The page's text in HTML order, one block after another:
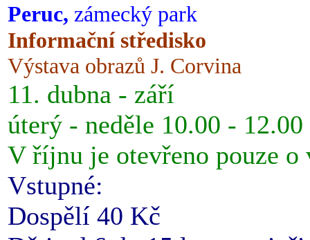
Peruc, zámecký park
Informační středisko
Výstava obrazů J. Corvina
11. dubna - září
úterý - neděle 10.00 -
V říjnu je otevřeno pouze o
Vstupné:
Dospělí 40 Kč